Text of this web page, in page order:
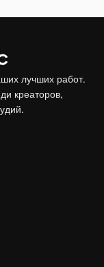
лучших работ.
креаторов,